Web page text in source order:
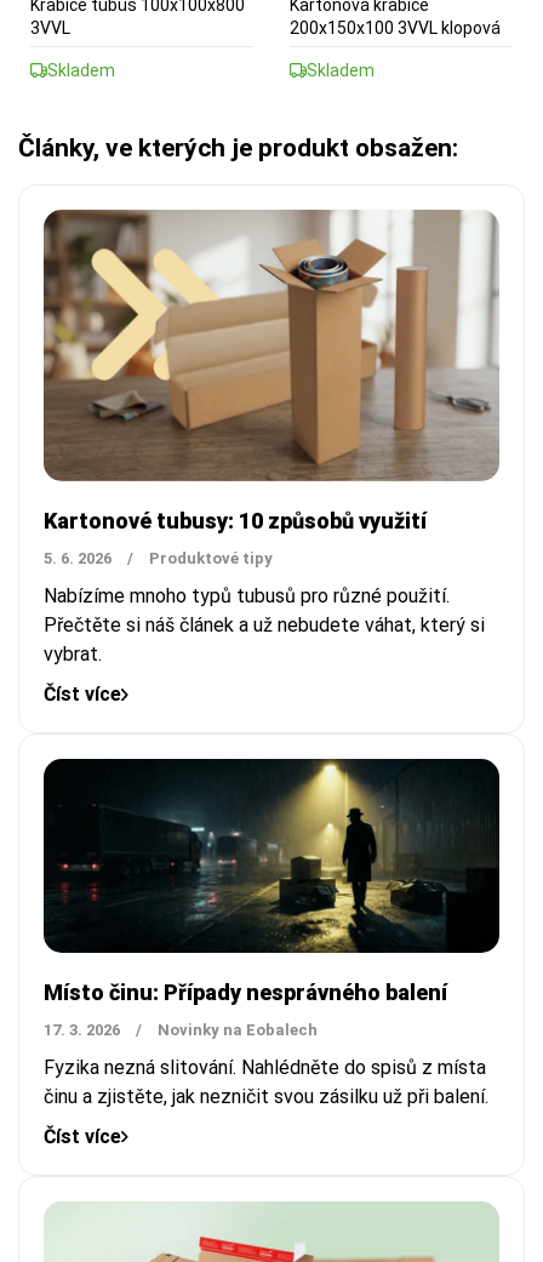
Krabice tubus 100x100x800
3VVL
Skladem
Kartonová krabice
200x150x100 3VVL klopová
Skladem
Články, ve kterých je produkt obsažen:
Kartonové tubusy: 10 způsobů využití
5. 6. 2026 / Produktové tipy
Nabízíme mnoho typů tubusů pro různé použití.
Přečtěte si náš článek a už nebudete váhat, který si
vybrat.
Číst více
Místo činu: Případy nesprávného balení
17. 3. 2026 / Novinky na Eobalech
Fyzika nezná slitování. Nahlédněte do spisů z místa
činu a zjistěte, jak nezničit svou zásilku už při balení.
Číst více